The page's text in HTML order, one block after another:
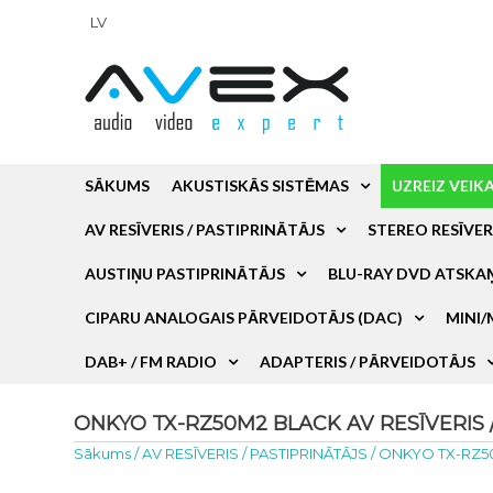
LV
SĀKUMS AKUSTISKĀS SISTĒMAS UZREIZ
AV RESĪVERIS / PASTIPRINĀTĀJS STEREO
AUSTIŅU PASTIPRINĀTĀJS BLU-RAY DVD
CIPARU ANALOGAIS PĀRVEIDOTĀJS (DAC) MINI/
DAB+ / FM RADIO ADAPTERIS / PĀRVEIDOTĀJS
ONKYO TX-RZ50M2 BLACK AV
Sākums/AV RESĪVERIS / PASTIPRINĀTĀJS /ONKYO TX-